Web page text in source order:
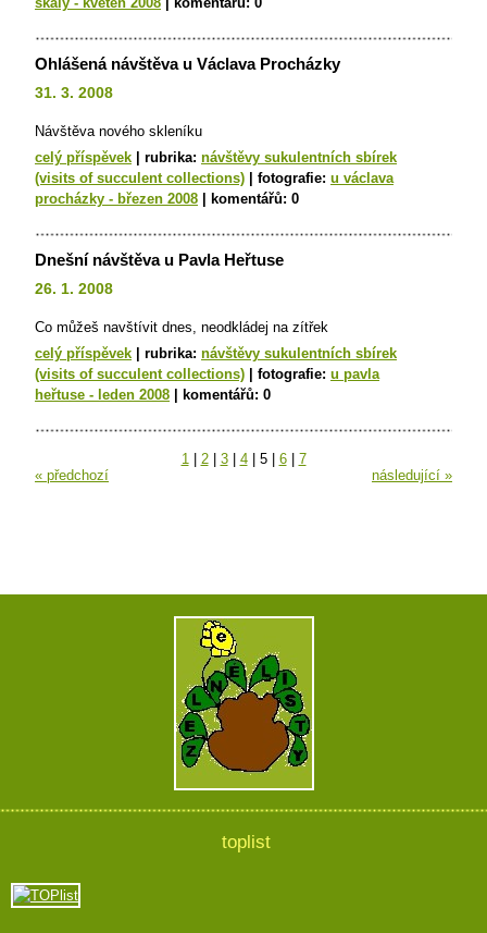
Ohlášená návštěva u Václava Procházky
31. 3. 2008
Návštěva nového skleníku
celý příspěvek
rubrika: návštěvy sukulentních sbírek
(visits of succulent collections)
fotografie: u václava
procházky - březen 2008
komentářů: 0
Dnešní návštěva u Pavla Heřtuse
26. 1. 2008
Co můžeš navštívit dnes, neodkládej na zítřek
celý příspěvek
rubrika: návštěvy sukulentních sbírek
(visits of succulent collections)
fotografie: u pavla
heřtuse - leden 2008
komentářů: 0
« předchozí
1 2 3 4 5 6
7
následující »
toplist